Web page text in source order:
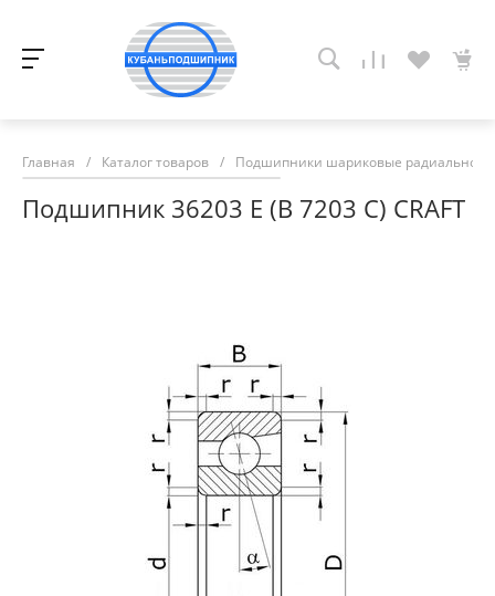
Главная / Каталог товаров / Подшипники шариковые радиально-
Подшипник 36203 E (В 7203 С) CRAFT